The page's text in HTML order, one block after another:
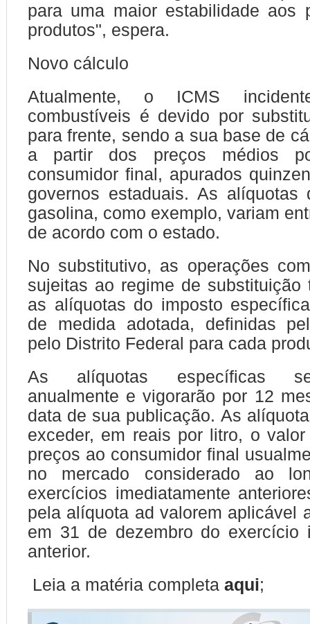
para uma maior estabilidade aos
produtos", espera.
Novo cálculo
Atualmente, o ICMS
combustíveis é devido por
para frente, sendo a sua base de
a partir dos preços médios
consumidor final, apurados
governos estaduais. As alíquotas
gasolina, como exemplo, variam
de acordo com o estado.
No substitutivo, as operações
sujeitas ao regime de substituição
as alíquotas do imposto
de medida adotada, definidas
pelo Distrito Federal para cada
As alíquotas específicas
anualmente e vigorarão por 12
data de sua publicação. As
exceder, em reais por litro, o
preços ao consumidor final
no mercado considerado ao
exercícios imediatamente
pela alíquota ad valorem aplicável
em 31 de dezembro do exercício
anterior.
Leia a matéria completa aqui;